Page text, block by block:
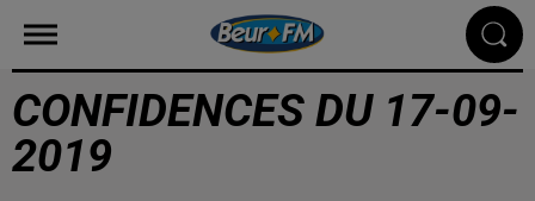
CONFIDENCES DU 17-09-
2019